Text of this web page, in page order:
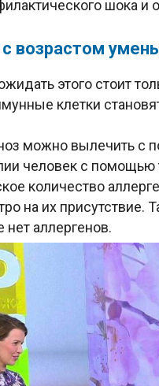
шока и
возрастом
этого стоит
клетки
можно вылечить с
человек с помощью
количество
на их
нет аллергенов.